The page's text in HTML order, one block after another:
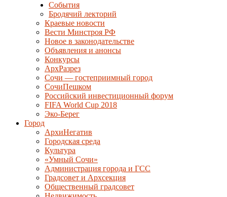
События
Бродячий лекторий
Краевые новости
Вести Минстроя РФ
Новое в законодательстве
Объявления и анонсы
Конкурсы
АрхРазрез
Сочи — гостеприимный город
СочиПешком
Российский инвестиционный форум
FIFA World Cup 2018
Эко-Берег
Город
АрхиНегатив
Городская среда
Культура
«Умный Сочи»
Администрация города и ГСС
Градсовет и Архсекция
Общественный градсовет